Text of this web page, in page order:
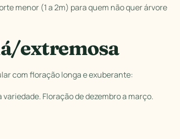
menor (1 a 2m) para quem não quer árvore
extremosa
com floração longa e exuberante:
Floração de dezembro a março.